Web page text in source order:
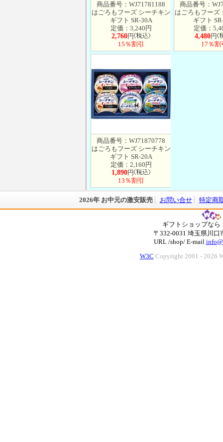
商品番号：WJ71781188
はごろもフーズ シーチキン
ギフト SR-30A
定価：3,240円
2,760円
15％割引
商品番号：
はごろもフーズ
ギフト
定価：
4,480円
17％割
商品番号：WJ71870778
はごろもフーズ シーチキン
ギフト SR-20A
定価：2,160円
1,890円
13％割引
2026年 お中元の激安販売 お問い合せ 特定商
ギフトショップなら
〒332-0031 埼玉県川口
URL /shop/ E-mail
W3C Copyright 2001 - 2026